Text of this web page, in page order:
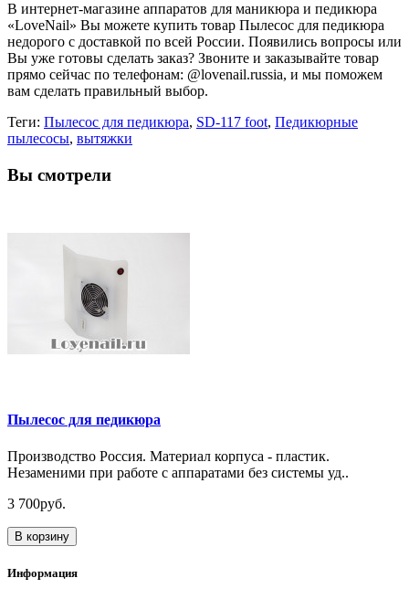
В интернет-магазине аппаратов для маникюра и педикюра
«LoveNail» Вы можете купить товар Пылесос для педикюра
недорого с доставкой по всей России. Появились вопросы или
Вы уже готовы сделать заказ? Звоните и заказывайте товар
прямо сейчас по телефонам: @lovenail.russia, и мы поможем
вам сделать правильный выбор.
Теги: Пылесос для педикюра, SD-117 foot, Педикюрные
пылесосы, вытяжки
Вы смотрели
Пылесос для педикюра
Производство Россия. Материал корпуса - пластик.
Незаменими при работе с аппаратами без системы уд..
3 700руб.
В корзину
Информация